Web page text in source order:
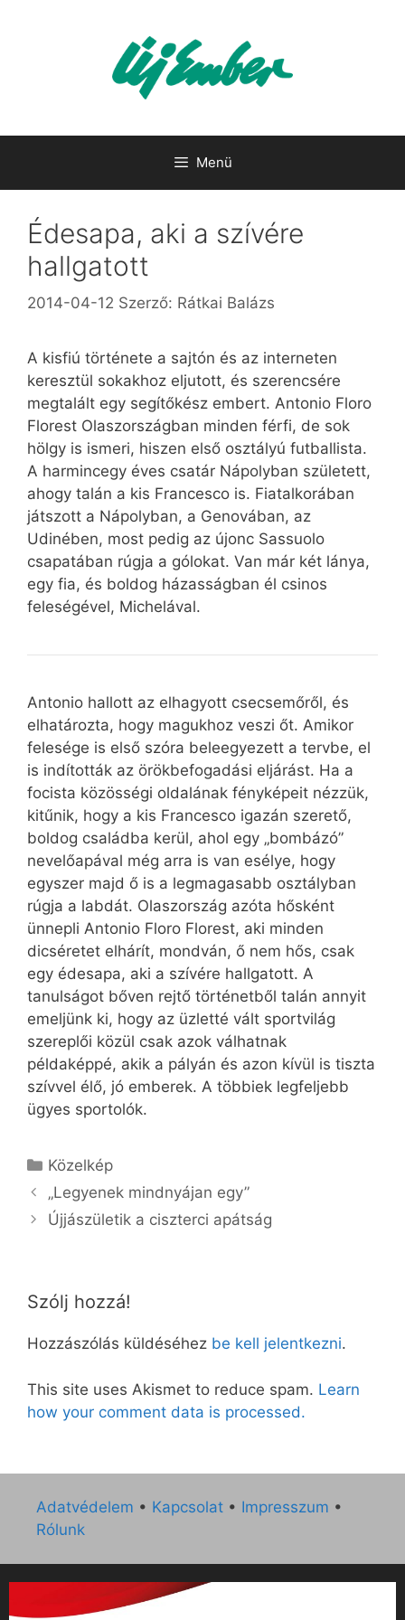
Menü
Édesapa, aki a szívére
hallgatott
2014-04-12 Szerző: Rátkai Balázs
A kisfiú története a sajtón és az interneten
keresztül sokakhoz eljutott, és szerencsére
megtalált egy segítőkész embert. Antonio Floro
Florest Olaszországban minden férfi, de sok
hölgy is ismeri, hiszen első osztályú futballista.
A harmincegy éves csatár Nápolyban született,
ahogy talán a kis Francesco is. Fiatalkorában
játszott a Nápolyban, a Genovában, az
Udinében, most pedig az újonc Sassuolo
csapatában rúgja a gólokat. Van már két lánya,
egy fia, és boldog házasságban él csinos
feleségével, Michelával.
Antonio hallott az elhagyott csecsemőről, és
elhatározta, hogy magukhoz veszi őt. Amikor
felesége is első szóra beleegyezett a tervbe, el
is indították az örökbefogadási eljárást. Ha a
focista közösségi oldalának fényképeit nézzük,
kitűnik, hogy a kis Francesco igazán szerető,
boldog családba kerül, ahol egy „bombázó”
nevelőapával még arra is van esélye, hogy
egyszer majd ő is a legmagasabb osztályban
rúgja a labdát. Olaszország azóta hősként
ünnepli Antonio Floro Florest, aki minden
dicséretet elhárít, mondván, ő nem hős, csak
egy édesapa, aki a szívére hallgatott. A
tanulságot bőven rejtő történetből talán annyit
emeljünk ki, hogy az üzletté vált sportvilág
szereplői közül csak azok válhatnak
példaképpé, akik a pályán és azon kívül is tiszta
szívvel élő, jó emberek. A többiek legfeljebb
ügyes sportolók.
Kategória
Közelkép
„Legyenek mindnyájan egy”
Újjászületik a ciszterci apátság
Szólj hozzá!
Hozzászólás küldéséhez be kell jelentkezni.
This site uses Akismet to reduce spam. Learn
how your comment data is processed.
Adatvédelem • Kapcsolat • Impresszum •
Rólunk